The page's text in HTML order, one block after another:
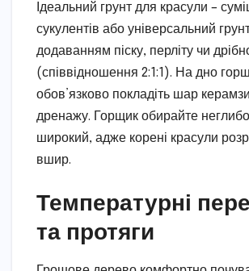
Ідеальний грунт для красули –
сукулентів або універсальний грунт
додаванням піску, перліту чи
(співвідношення 2:1:1). На дно
обов’язково покладіть шар
дренажу. Горщик обирайте
широкий, адже корені красули
вшир.
Температурні
та протяги